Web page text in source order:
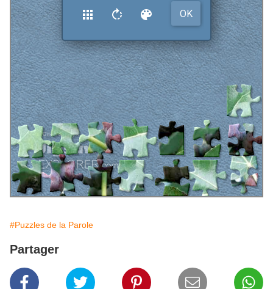
#Puzzles de la Parole
Partager